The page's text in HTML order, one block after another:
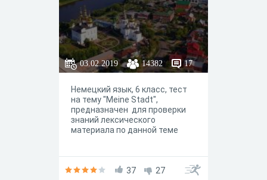
03.02.2019 14382 17
Немецкий язык, 6 класс, тест
на тему "Meine Stadt",
предназначен для проверки
знаний лексического
материала по данной теме
37 27